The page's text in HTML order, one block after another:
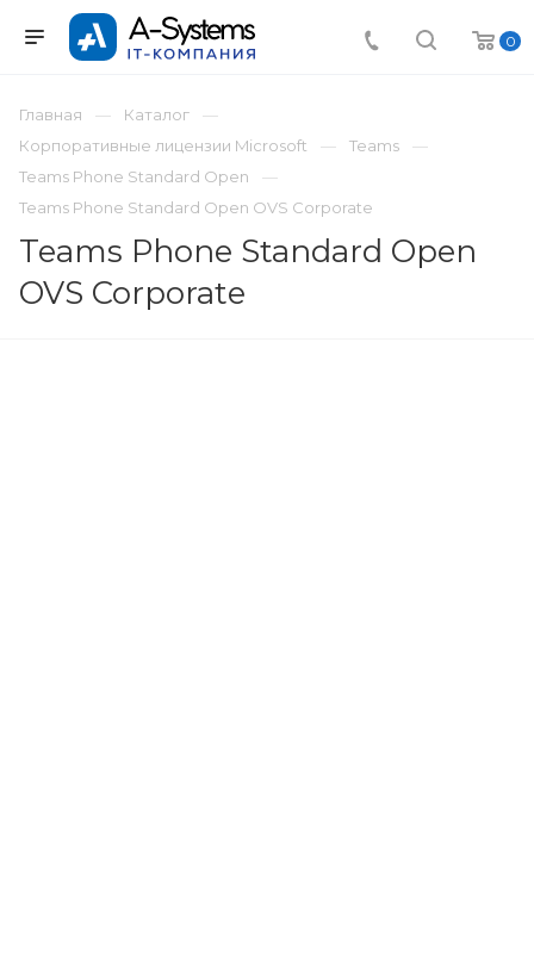
0
Главная
Каталог
Корпоративные лицензии Microsoft
Teams
Teams Phone Standard Open
Teams Phone Standard Open OVS Corporate
Teams Phone Standard Open
OVS Corporate